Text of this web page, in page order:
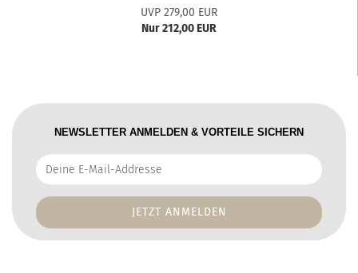
UVP 279,00 EUR
Nur 212,00 EUR
NEWSLETTER ANMELDEN & VORTEILE SICHERN
Deine
E-
Addresse